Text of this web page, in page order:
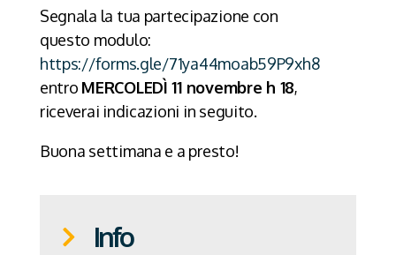
Segnala la tua partecipazione con
questo modulo:
https://forms.gle/71ya44moab59P9xh8
entro MERCOLEDÌ 11 novembre h 18,
riceverai indicazioni in seguito.
Buona settimana e a presto!
Info